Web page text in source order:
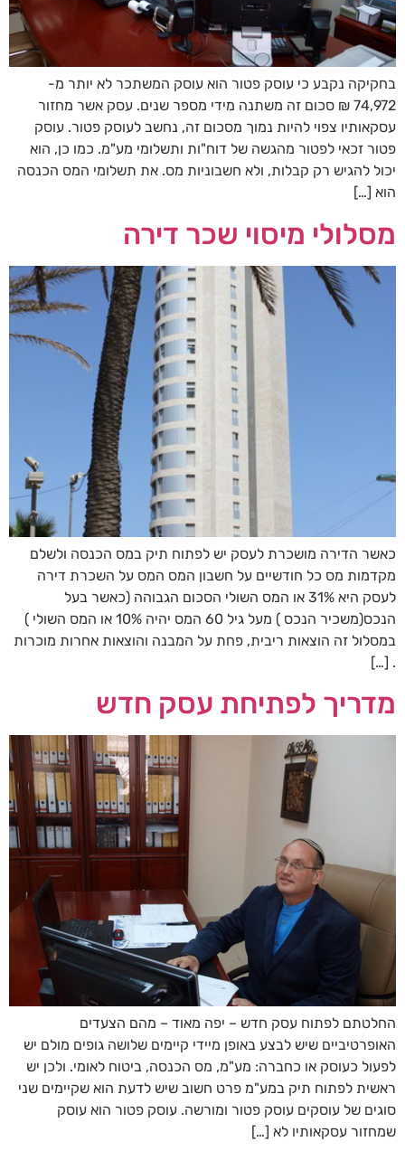
בחקיקה נקבע כי עוסק פטור הוא עוסק המשתכר לא יותר מ-
74,972 ₪ סכום זה משתנה מידי מספר שנים. עסק אשר מחזור
עסקאותיו צפוי להיות נמוך מסכום זה, נחשב לעוסק פטור. עוסק
פטור זכאי לפטור מהגשה של דוח"ות ותשלומי מע"מ. כמו כן, הוא
יכול להגיש רק קבלות, ולא חשבוניות מס. את תשלומי המס הכנסה
הוא […]
מסלולי מיסוי שכר דירה
כאשר הדירה מושכרת לעסק יש לפתוח תיק במס הכנסה ולשלם
מקדמות מס כל חודשיים על חשבון המס המס על השכרת דירה
לעסק היא 31% או המס השולי הסכום הגבוהה (כאשר בעל
הנכס(משכיר הנכס ) מעל גיל 60 המס יהיה 10% או המס השולי )
במסלול זה הוצאות ריבית, פחת על המבנה והוצאות אחרות מוכרות
. […]
מדריך לפתיחת עסק חדש
החלטתם לפתוח עסק חדש – יפה מאוד – מהם הצעדים
האופרטיביים שיש לבצע באופן מיידי קיימים שלושה גופים מולם יש
לפעול כעוסק או כחברה: מע"מ, מס הכנסה, ביטוח לאומי. ולכן יש
ראשית לפתוח תיק במע"מ פרט חשוב שיש לדעת הוא שקיימים שני
סוגים של עוסקים עוסק פטור ומורשה. עוסק פטור הוא עוסק
שמחזור עסקאותיו לא […]